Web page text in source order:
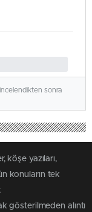
sonra
köşe yazıları,
konuların tek
gösterilmeden alıntı